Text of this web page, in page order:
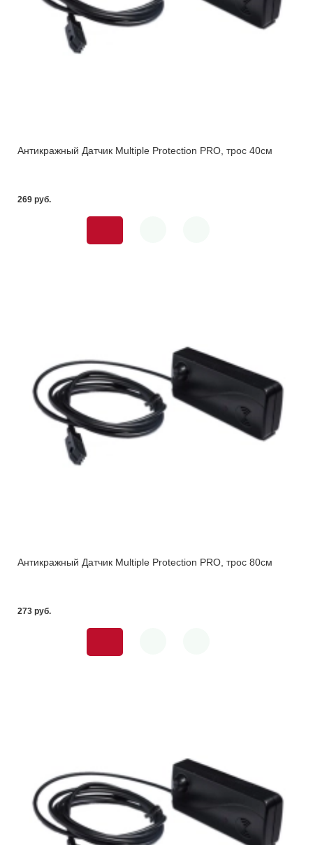
Антикражный Датчик Multiple Protection PRO, трос 40см
269 pуб.
Антикражный Датчик Multiple Protection PRO, трос 80см
273 pуб.